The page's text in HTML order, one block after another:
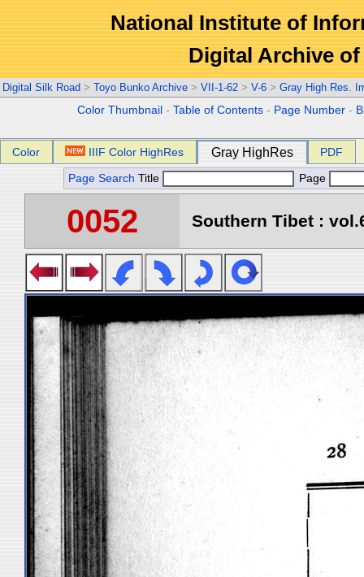
National Institute of
Digital Archive
Digital Silk Road > Toyo Bunko Archive > VII-1-62 > V-6 > Gray High Res.
Color Thumbnail -Table of Contents - Page Number -
Color IIIF Color HighRes Gray HighRes PDF
Page Search Title Page
0052 Southern Tibet :